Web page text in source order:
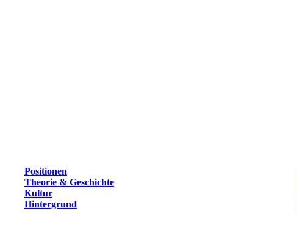
Positionen
Theorie & Geschichte
Kultur
Hintergrund